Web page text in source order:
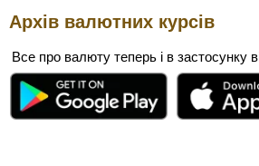
Архів валютних курсів
Все про валюту теперь і в застосунку